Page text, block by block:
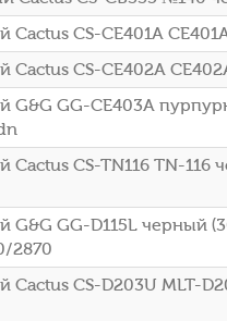
CS-CE401A
CS-CE402A
G&G GG-CE403A
CS-TN116 TN-116
GG-D115L черный
2870
CS-D203U MLT-